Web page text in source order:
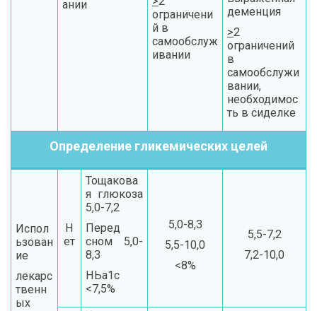
ании
ограничени
й в
самообслуж
ивании
деменция
>2
ограничений
в
самообслужи
вании,
необходимос
ть в сиделке
Определение гликемических целей
Испол
ьзован
ие
лекарс
твенн
ых
Н
ет
Тощакова
я глюкоза
5,0-7,2
Перед
сном 5,0-
8,3
НЬа1с
<7,5%
5,0-8,3
5,5-10,0
<8%
5,5-7,2
7,2-10,0